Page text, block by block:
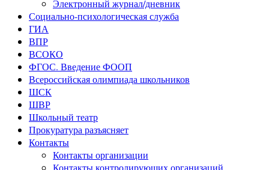
Электронный журнал/дневник
Социально-психологическая служба
ГИА
ВПР
ВСОКО
ФГОС. Введение ФООП
Всероссийская олимпиада школьников
ШСК
ШВР
Школьный театр
Прокуратура разъясняет
Контакты
Контакты организации
Контакты контролирующих организаций